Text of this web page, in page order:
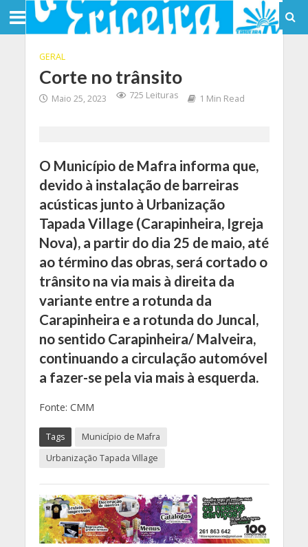
GERAL
Corte no trânsito
Maio 25, 2023 725 Leituras 1 Min Read
O Município de Mafra informa que,
devido à instalação de barreiras
acústicas junto à Urbanização
Tapada Village (Carapinheira, Igreja
Nova), a partir do dia 25 de maio, até
ao término das obras, será cortado o
trânsito na via mais à direita da
variante entre a rotunda da
Carapinheira e a rotunda do Juncal,
no sentido Carapinheira/ Malveira,
continuando a circulação automóvel
a fazer-se pela via mais à esquerda.
Fonte: CMM
Tags
Município de Mafra
Urbanização Tapada Village